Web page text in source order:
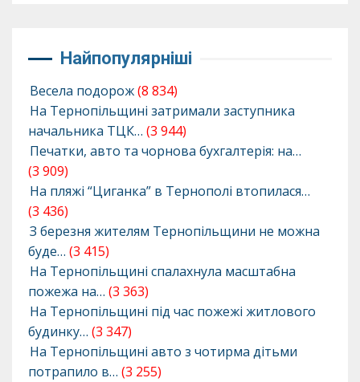
Найпопулярніші
Весела подорож(8 834)
На Тернопільщині затримали заступника
начальника ТЦК… (3 944)
Печатки, авто та чорнова бухгалтерія: на…
(3 909)
На пляжі “Циганка” в Тернополі втопилася…
(3 436)
З березня жителям Тернопільщини не можна
буде… (3 415)
На Тернопільщині спалахнула масштабна
пожежа на… (3 363)
На Тернопільщині під час пожежі житлового
будинку… (3 347)
На Тернопільщині авто з чотирма дітьми
потрапило в… (3 255)